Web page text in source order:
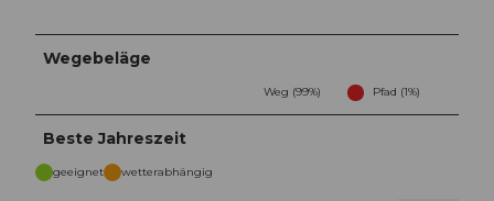
Wegebeläge
Weg (99%) Pfad (1%)
Beste Jahreszeit
geeignet wetterabhängig